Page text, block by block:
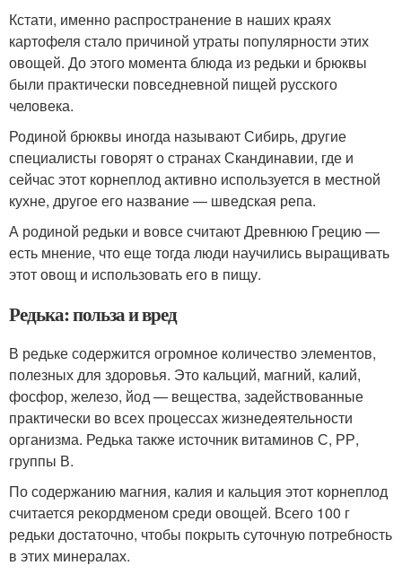
Кстати, именно распространение в наших краях
картофеля стало причиной утраты популярности этих
овощей. До этого момента блюда из редьки и брюквы
были практически повседневной пищей русского
человека.
Родиной брюквы иногда называют Сибирь, другие
специалисты говорят о странах Скандинавии, где и
сейчас этот корнеплод активно используется в местной
кухне, другое его название — шведская репа.
А родиной редьки и вовсе считают Древнюю Грецию —
есть мнение, что еще тогда люди научились выращивать
этот овощ и использовать его в пищу.
Редька: польза и вред
В редьке содержится огромное количество элементов,
полезных для здоровья. Это кальций, магний, калий,
фосфор, железо, йод — вещества, задействованные
практически во всех процессах жизнедеятельности
организма. Редька также источник витаминов С, РР,
группы В.
По содержанию магния, калия и кальция этот корнеплод
считается рекордменом среди овощей. Всего 100 г
редьки достаточно, чтобы покрыть суточную потребность
в этих минералах.